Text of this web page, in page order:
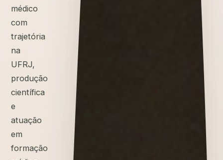
médico
com
trajetória
na
UFRJ,
produção
científica
e
atuação
em
formação